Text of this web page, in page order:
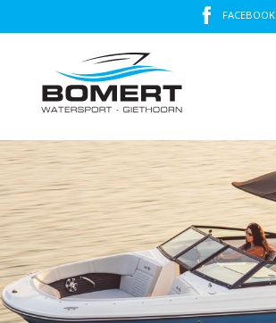
FACEBOOK